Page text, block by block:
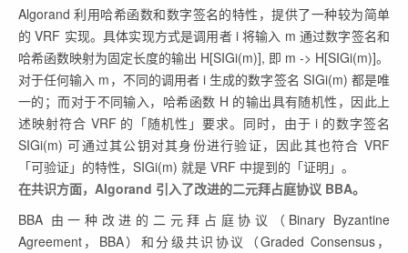
Algorand 利用哈希函数和数字签名的特性，提供了一种较为简单
的 VRF 实现。具体实现方式是调用者 i 将输入 m 通过数字签名和
哈希函数映射为固定长度的输出 H[SIGi(m)], 即 m -> H[SIGi(m)]。
对于任何输入 m，不同的调用者 i 生成的数字签名 SIGi(m) 都是唯
一的；而对于不同输入，哈希函数 H 的输出具有随机性，因此上
述映射符合 VRF 的「随机性」要求。同时，由于 i 的数字签名
SIGi(m) 可通过其公钥对其身份进行验证，因此其也符合 VRF
「可验证」的特性，SIGi(m) 就是 VRF 中提到的「证明」。
在共识方面，Algorand 引入了改进的二元拜占庭协议 BBA。
BBA 由一种改进的二元拜占庭协议（Binary Byzantine
Agreement，BBA）和分级共识协议（Graded Consensus，